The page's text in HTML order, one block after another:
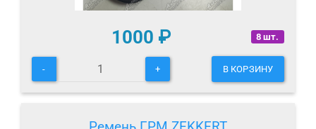
8 шт.
1000 ₽
- + В КОРЗИНУ